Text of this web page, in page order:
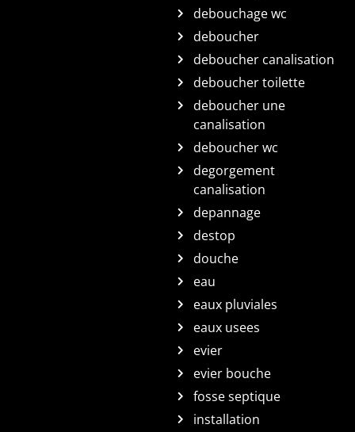
debouchage wc
deboucher
deboucher canalisation
deboucher toilette
deboucher une
canalisation
deboucher wc
degorgement
canalisation
depannage
destop
douche
eau
eaux pluviales
eaux usees
evier
evier bouche
fosse septique
installation